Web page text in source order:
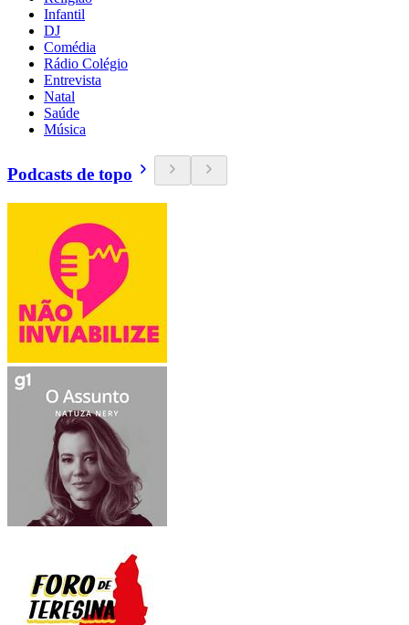
Infantil
DJ
Comédia
Rádio Colégio
Entrevista
Natal
Saúde
Música
Podcasts de topo